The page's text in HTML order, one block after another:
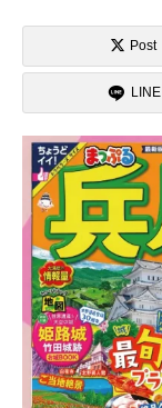
Post
LINE